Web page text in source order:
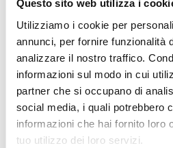
Questo sito web utilizza i
Utilizziamo i cookie per
annunci, per fornire funzionalità
analizzare il nostro traffico.
informazioni sul modo in cui
partner che si occupano di
social media, i quali potrebbero
informazioni che hai fornito loro
tuo utilizzo dei loro servizi.